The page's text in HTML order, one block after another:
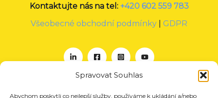
Spravovat Souhlas
Abychom poskytli co nejlepší služby, používáme k ukládání a/nebo
Kontaktujte nás na tel: +420 602 559 783
Všeobecné obchodní podmínky
GDPR